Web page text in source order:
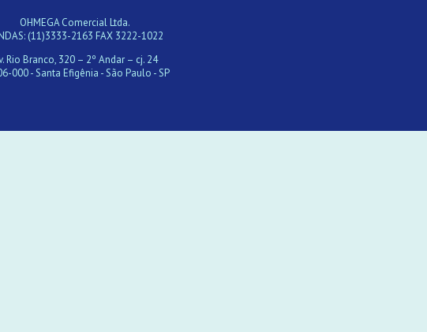
OHMEGA Comercial Ltda.
(11)3333-2163 FAX 3222-1022
Rio Branco, 320 – 2º Andar – cj. 24
000 - Santa Efigênia - São Paulo - SP